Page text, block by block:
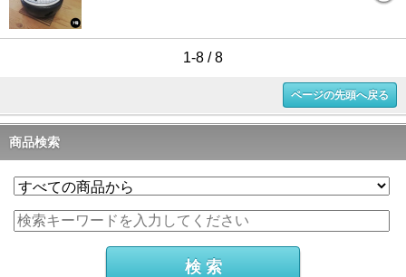
1-8 / 8
ページの先頭へ戻る
商品検索